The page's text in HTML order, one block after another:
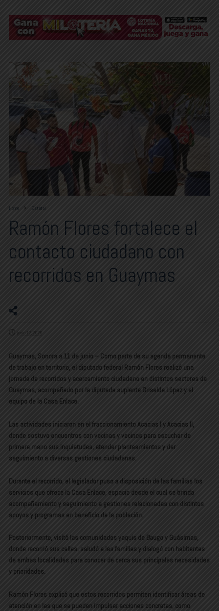
Home Estatal
Ramón Flores fortalece el
contacto ciudadano con
recorridos en Guaymas
junio 12, 2026
Guaymas, Sonora a 11 de junio – Como parte de su agenda permanente
de trabajo en territorio, el diputado federal Ramón Flores realizó una
jornada de recorridos y acercamiento ciudadano en distintos sectores de
Guaymas, acompañado por la diputada suplente Griselda López y el
equipo de la Casa Enlace.
Las actividades iniciaron en el fraccionamiento Acacias I y Acacias II,
donde sostuvo encuentros con vecinas y vecinos para escuchar de
primera mano sus inquietudes, atender planteamientos y dar
seguimiento a diversas gestiones ciudadanas.
Durante el recorrido, el legislador puso a disposición de las familias los
servicios que ofrece la Casa Enlace, espacio desde el cual se brinda
acompañamiento y seguimiento a gestiones relacionadas con distintos
apoyos y programas en beneficio de la población.
Posteriormente, visitó las comunidades yaquis de Baugo y Guásimas,
donde recorrió sus calles, saludó a las familias y dialogó con habitantes
de ambas localidades para conocer de cerca sus principales necesidades
y prioridades.
Ramón Flores explicó que estos recorridos permiten identificar áreas de
atención en las que se pueden impulsar acciones concretas, como